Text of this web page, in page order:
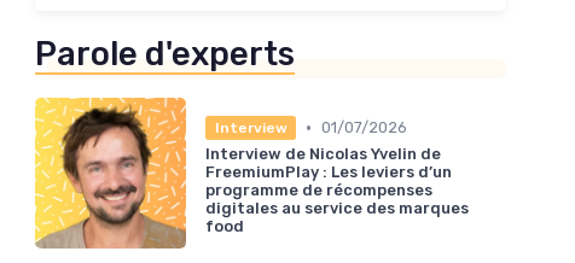
Parole d'experts
Interview • 01/07/2026
Interview de Nicolas Yvelin de
FreemiumPlay : Les leviers d’un
programme de récompenses
digitales au service des marques
food